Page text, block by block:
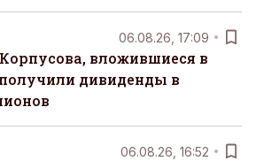
06.08.26, 17:09
вложившиеся в
дивиденды в
06.08.26, 16:52